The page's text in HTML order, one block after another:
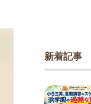
新着記事